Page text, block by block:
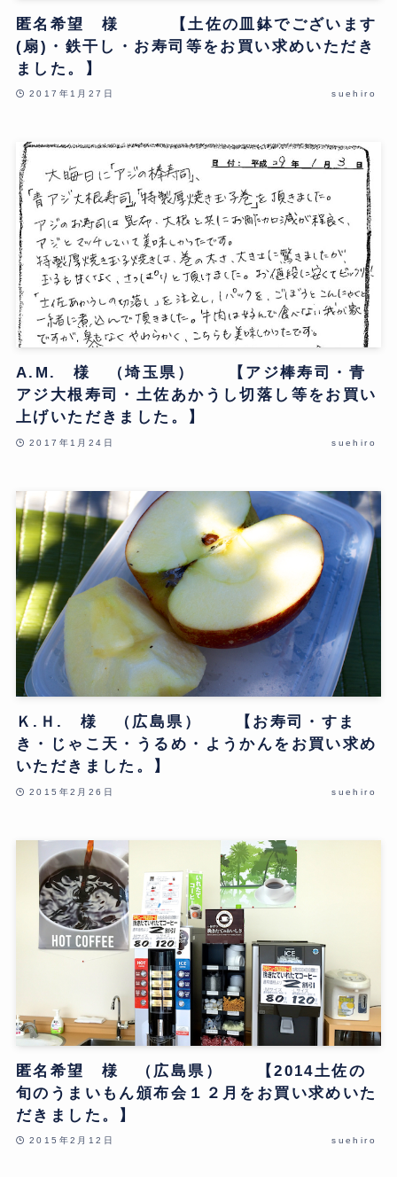
匿名希望 様 【土佐の皿鉢でございます
(扇)・鉄干し・お寿司等をお買い求めいただき
ました。】
2017年1月27日 suehiro
A.M. 様 （埼玉県） 【アジ棒寿司・青
アジ大根寿司・土佐あかうし切落し等をお買い
上げいただきました。】
2017年1月24日 suehiro
Ｋ.Ｈ. 様 （広島県） 【お寿司・すま
き・じゃこ天・うるめ・ようかんをお買い求め
いただきました。】
2015年2月26日 suehiro
匿名希望 様 （広島県） 【2014土佐の
旬のうまいもん頒布会１２月をお買い求めいた
だきました。】
2015年2月12日 suehiro